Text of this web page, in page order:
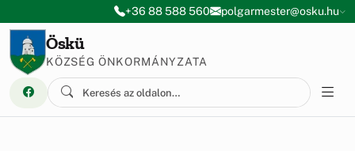
Ugrás a menüre
Ugrás a tartalomra+36 88 588 560 polgarmester@osku.hu
Öskü
KÖZSÉG ÖNKORMÁNYZATA